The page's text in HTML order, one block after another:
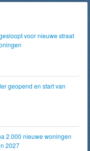
voor nieuwe straat
geopend en start van
2.000 nieuwe woningen
2027